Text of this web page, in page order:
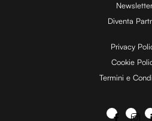
Newsletter
Diventa
Privacy
Cookie
Termini e